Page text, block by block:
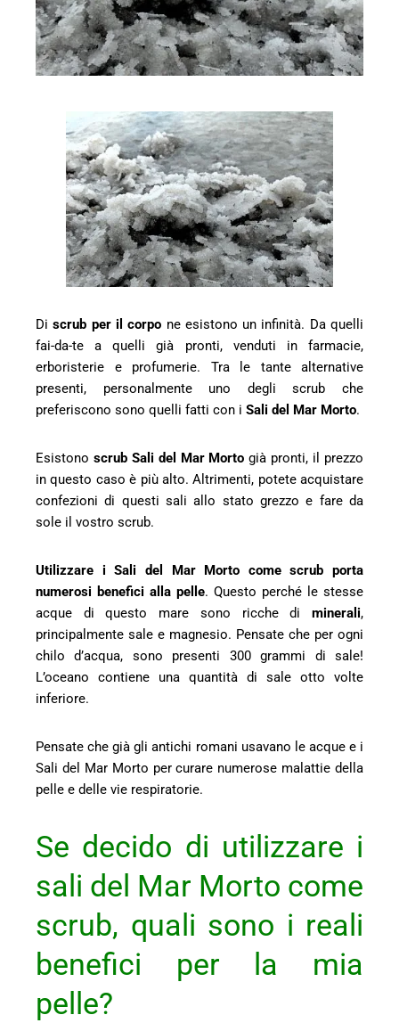
Discrub per il corpo ne esistono un infinità. Da quelli
fai-da-te a quelli già pronti, venduti in farmacie,
erboristerie e profumerie. Tra le tante alternative
presenti, personalmente uno degli scrub che
preferiscono sono quelli fatti con i Sali del Mar Morto.
Esistono scrub Sali del Mar Morto già pronti, il prezzo
in questo caso è più alto. Altrimenti, potete acquistare
confezioni di questi sali allo stato grezzo e fare da
sole il vostro scrub.
Utilizzare i Sali del Mar Morto come scrub porta
numerosi benefici alla pelle. Questo perché le stesse
acque di questo mare sono ricche di minerali,
principalmente sale e magnesio. Pensate che per ogni
chilo d’acqua, sono presenti 300 grammi di sale!
L’oceano contiene una quantità di sale otto volte
inferiore.
Pensate che già gli antichi romani usavano le acque e i
Sali del Mar Morto per curare numerose malattie della
pelle e delle vie respiratorie.
Se decido di utilizzare i
sali del Mar Morto come
scrub, quali sono i reali
benefici per la mia
pelle?